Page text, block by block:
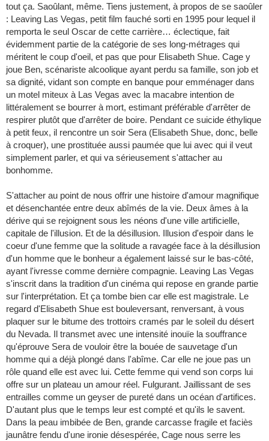
tout ça. Saoûlant, même. Tiens justement, à propos de se saoûler
: Leaving Las Vegas, petit film fauché sorti en 1995 pour lequel il
remporta le seul Oscar de cette carrière… éclectique, fait
évidemment partie de la catégorie de ses long-métrages qui
méritent le coup d'oeil, et pas que pour Elisabeth Shue. Cage y
joue Ben, scénariste alcoolique ayant perdu sa famille, son job et
sa dignité, vidant son compte en banque pour emménager dans
un motel miteux à Las Vegas avec la macabre intention de
littéralement se bourrer à mort, estimant préférable d'arrêter de
respirer plutôt que d'arrêter de boire. Pendant ce suicide éthylique
à petit feux, il rencontre un soir Sera (Elisabeth Shue, donc, belle
à croquer), une prostituée aussi paumée que lui avec qui il veut
simplement parler, et qui va sérieusement s'attacher au
bonhomme.
S'attacher au point de nous offrir une histoire d'amour magnifique
et désenchantée entre deux abîmés de la vie. Deux âmes à la
dérive qui se rejoignent sous les néons d'une ville artificielle,
capitale de l'illusion. Et de la désillusion. Illusion d'espoir dans le
coeur d'une femme que la solitude a ravagée face à la désillusion
d'un homme que le bonheur a également laissé sur le bas-côté,
ayant l'ivresse comme dernière compagnie. Leaving Las Vegas
s'inscrit dans la tradition d'un cinéma qui repose en grande partie
sur l'interprétation. Et ça tombe bien car elle est magistrale. Le
regard d'Elisabeth Shue est bouleversant, renversant, à vous
plaquer sur le bitume des trottoirs cramés par le soleil du désert
du Nevada. Il transmet avec une intensité inouïe la souffrance
qu'éprouve Sera de vouloir être la bouée de sauvetage d'un
homme qui a déjà plongé dans l'abîme. Car elle ne joue pas un
rôle quand elle est avec lui. Cette femme qui vend son corps lui
offre sur un plateau un amour réel. Fulgurant. Jaillissant de ses
entrailles comme un geyser de pureté dans un océan d'artifices.
D'autant plus que le temps leur est compté et qu'ils le savent.
Dans la peau imbibée de Ben, grande carcasse fragile et faciès
jaunâtre fendu d'une ironie désespérée, Cage nous serre les